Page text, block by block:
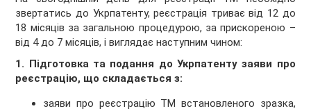
звертатись до Укрпатенту, реєстрація триває від 12 до
18 місяців за загальною процедурою, за прискореною –
від 4 до 7 місяців, і виглядає наступним чином:
1. Підготовка та подання до Укрпатенту заяви про
реєстрацію, що складається з:
заяви про реєстрацію ТМ встановленого зразка,